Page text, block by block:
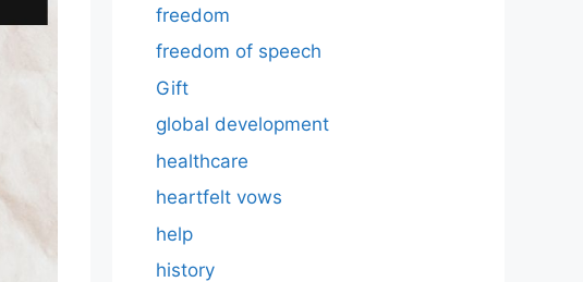
freedom
freedom of speech
Gift
global development
healthcare
heartfelt vows
help
history